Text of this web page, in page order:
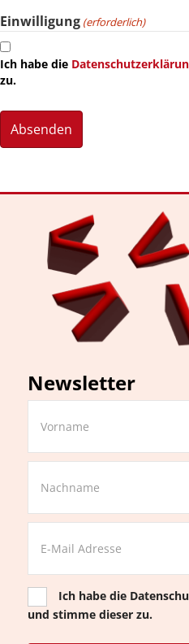
Einwilligung (erforderlich)
Ich habe die
zu.
Newsletter
Ich habe die
und stimme dieser zu.